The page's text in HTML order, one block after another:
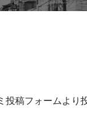
投稿フォームより